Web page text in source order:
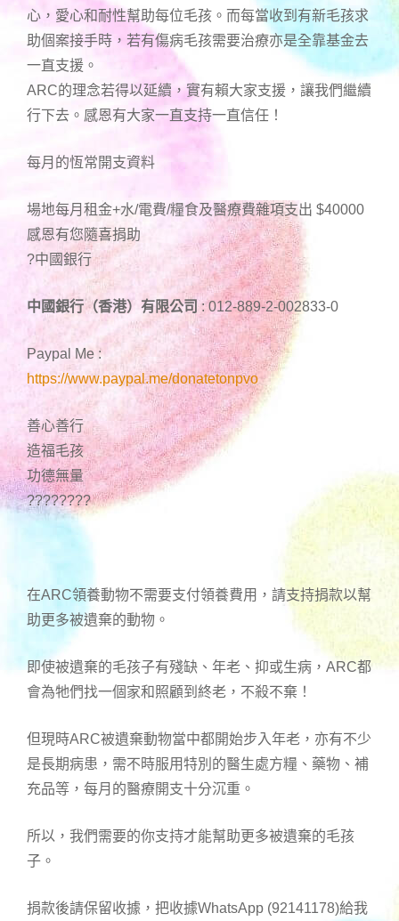
心，愛心和耐性幫助每位毛孩。而每當收到有新毛孩求
助個案接手時，若有傷病毛孩需要治療亦是全靠基金去
一直支援。
ARC的理念若得以延續，實有賴大家支援，讓我們繼續
行下去。感恩有大家一直支持一直信任！
每月的恆常開支資料
場地每月租金+水/電費/糧食及醫療費雜項支出 $40000
感恩有您隨喜捐助
?中國銀行
中國銀行（香港）有限公司: 012-889-2-002833-0
Paypal Me :
https://www.paypal.me/donatetonpvo
善心善行
造福毛孩
功德無量
????????
在ARC領養動物不需要支付領養費用，請支持捐款以幫
助更多被遺棄的動物。
即使被遺棄的毛孩子有殘缺、年老、抑或生病，ARC都
會為牠們找一個家和照顧到終老，不殺不棄！
但現時ARC被遺棄動物當中都開始步入年老，亦有不少
是長期病患，需不時服用特別的醫生處方糧、藥物、補
充品等，每月的醫療開支十分沉重。
所以，我們需要的你支持才能幫助更多被遺棄的毛孩
子。
捐款後請保留收據，把收據WhatsApp (92141178)給我